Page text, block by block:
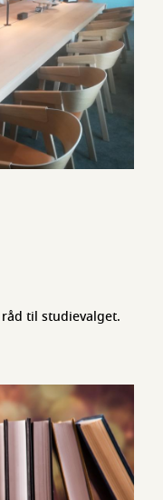
til studievalget.